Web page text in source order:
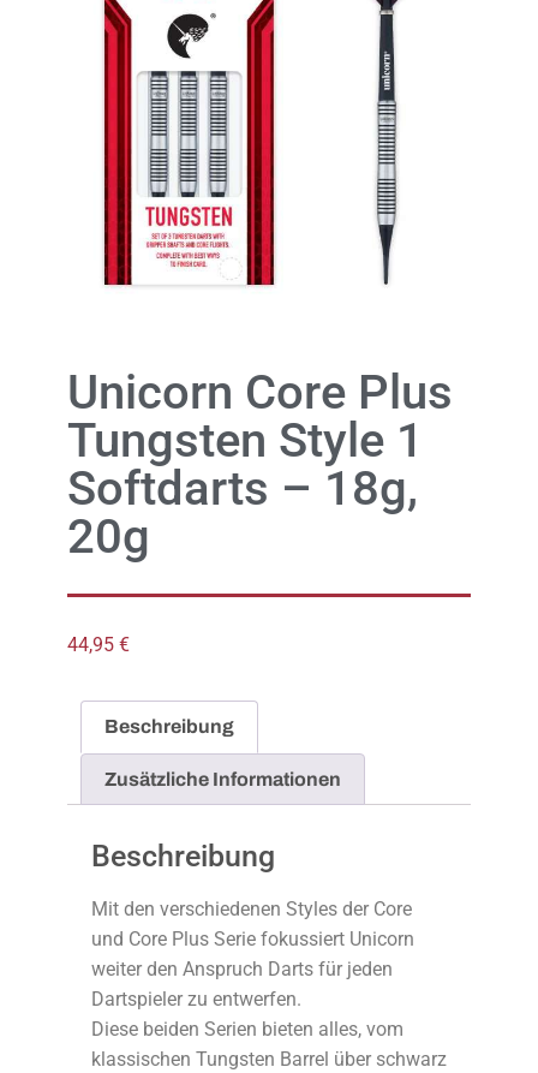
Unicorn Core Plus
Tungsten Style 1
Softdarts – 18g,
20g
44,95 €
Beschreibung
Zusätzliche Informationen
Beschreibung
Mit den verschiedenen Styles der Core
und Core Plus Serie fokussiert Unicorn
weiter den Anspruch Darts für jeden
Dartspieler zu entwerfen.
Diese beiden Serien bieten alles, vom
klassischen Tungsten Barrel über schwarz